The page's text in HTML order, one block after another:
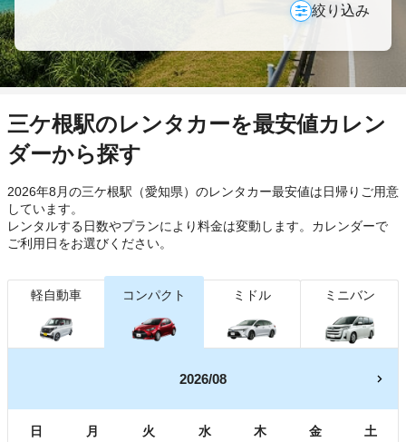
絞り込み
三ケ根駅のレンタカーを最安値カレン
ダーから探す
2026年8月の三ケ根駅（愛知県）のレンタカー最安値は日帰り ご用意
しています。
レンタルする日数やプランにより料金は変動します。カレンダーで
ご利用日をお選びください。
軽自動車 コンパクト ミドル ミニバン
2026/08
日 月 火 水 木 金 土